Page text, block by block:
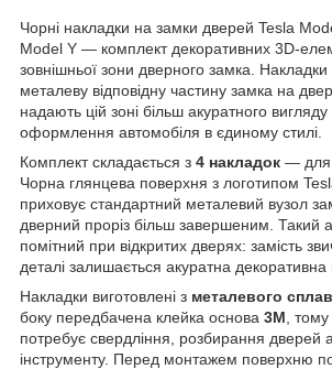
Чорні накладки на замки дверей Tesla
Model Y — комплект декоративних 3D-
зовнішньої зони дверного замка.
металеву відповідну частину замка на
надають цій зоні більш акуратного
оформлення автомобіля в єдиному стилі.
Комплект складається з 4 накладок — для
Чорна глянцева поверхня з логотипом
приховує стандартний металевий вузол
дверний проріз більш завершеним. Такий
помітний при відкритих дверях: замість
деталі залишається акуратна декоративна
Накладки виготовлені з металевого
боку передбачена клейка основа 3M ,
потребує свердління, розбирання дверей
інструменту. Перед монтажем поверхню